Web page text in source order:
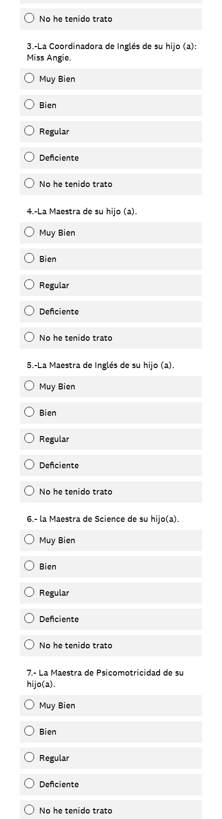
No he tenido trato
3.-La Coordinadora de Inglés de su hijo (a):
Miss Angie.
Muy Bien
Bien
Regular
Deficiente
No he tenido trato
4.-La Maestra de su hijo (a).
Muy Bien
Bien
Regular
Deficiente
No he tenido trato
5.-La Maestra de Inglés de su hijo (a).
Muy Bien
Bien
Regular
Deficiente
No he tenido trato
6.- la Maestra de Science de su hijo(a).
Muy Bien
Bien
Regular
Deficiente
No he tenido trato
7.- La Maestra de Psicomotricidad de su
hijo(a).
Muy Bien
Bien
Regular
Deficiente
No he tenido trato